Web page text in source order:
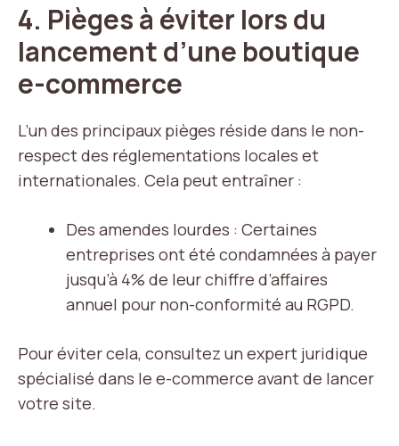
4. Pièges à éviter lors du
lancement d’une boutique
e-commerce
L’un des principaux pièges réside dans le non-
respect des réglementations locales et
internationales. Cela peut entraîner :
Des amendes lourdes : Certaines
entreprises ont été condamnées à payer
jusqu’à 4% de leur chiffre d’affaires
annuel pour non-conformité au RGPD.
Pour éviter cela, consultez un expert juridique
spécialisé dans le e-commerce avant de lancer
votre site.